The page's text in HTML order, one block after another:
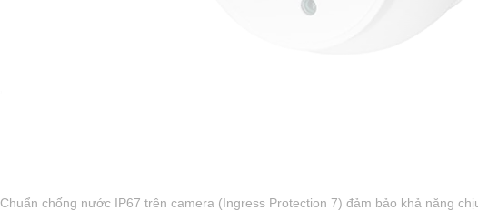
Chuẩn chống nước IP67 trên camera (Ingress Protection 7) đảm bảo khả năng